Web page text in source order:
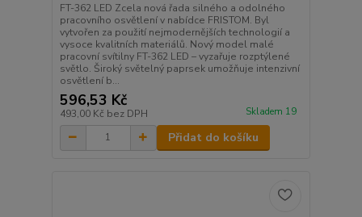
FT-362 LED Zcela nová řada silného a odolného
pracovního osvětlení v nabídce FRISTOM. Byl
vytvořen za použití nejmodernějších technologií a
vysoce kvalitních materiálů. Nový model malé
pracovní svítilny FT-362 LED – vyzařuje rozptýlené
světlo. Široký světelný paprsek umožňuje intenzivní
osvětlení b...
596,53 Kč
493,00 Kč bez DPH Skladem 19
Přidat do košíku